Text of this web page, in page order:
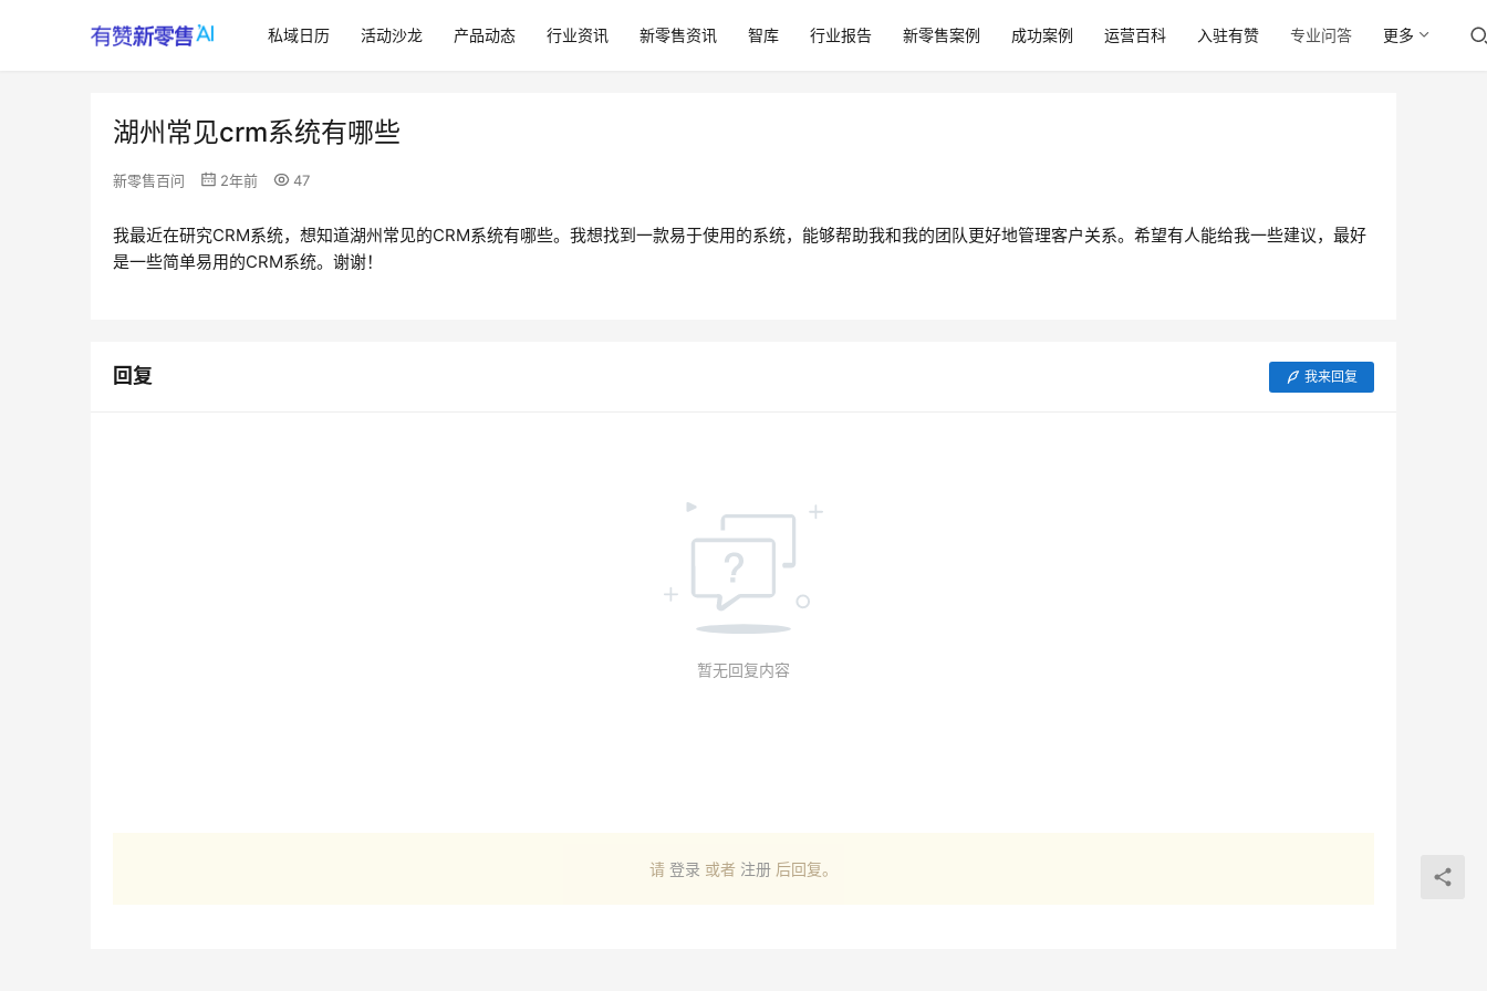
私域日历 活动沙龙 产品动态 行业资讯 新零售资讯 智库 行业报告 新零售案例 成功案例 运营百科 入驻有赞 专业问答 更多
湖州常见crm系统有哪些
新零售百问 2年前 47
我最近在研究CRM系统，想知道湖州常见的CRM系统有哪些。我想找到一款易于使用的系统，能够帮助我和我的团队更好地管理客户关系。希望有人能给我一些建议，最好
是一些简单易用的CRM系统。谢谢！
回复 我来回复
暂无回复内容
请 登录 或者 注册 后回复。